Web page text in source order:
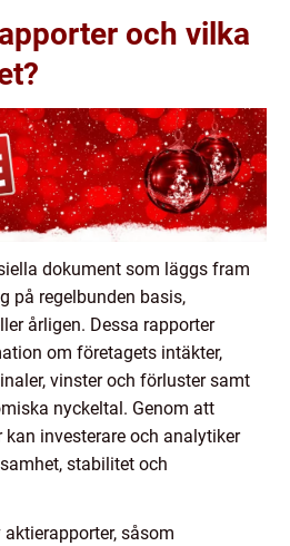
och vilka
dokument som läggs fram
på regelbunden basis,
årligen. Dessa rapporter
om företagets intäkter,
vinster och förluster samt
nyckeltal. Genom att
investerare och analytiker
stabilitet och
såsom